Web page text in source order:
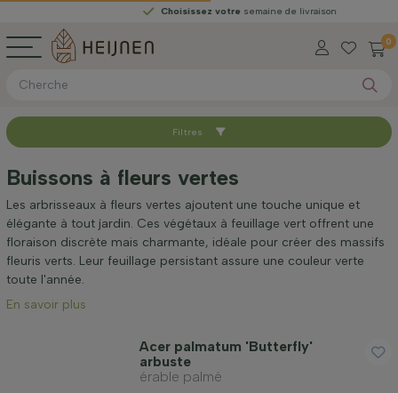
Choisissez votresemaine de livraison
0
Trier par
Disponible
Hauteur à la livraison (cm)
Taille adulte (cm)
Filtres
Buissons à fleurs vertes
Les arbrisseaux à fleurs vertes ajoutent une touche unique et
élégante à tout jardin. Ces végétaux à feuillage vert offrent une
floraison discrète mais charmante, idéale pour créer des massifs
fleuris verts. Leur feuillage persistant assure une couleur verte
toute l'année.
En savoir plus
Acer palmatum 'Butterfly'
arbuste
érable palmé